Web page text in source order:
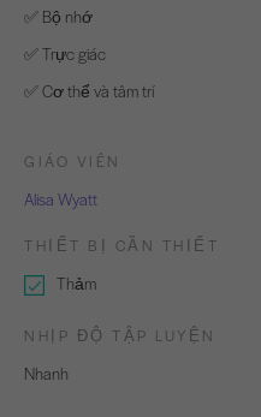
✅ Bộ nhớ
✅ Trực giác
✅ Cơ thể và tâm trí
GIÁO VIÊN
Alisa Wyatt
THIẾT BỊ CẦN THIẾT
Thảm
NHỊP ĐỘ TẬP LUYỆN
Nhanh